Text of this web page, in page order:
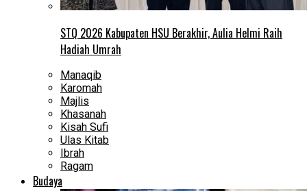
STQ 2026 Kabupaten HSU Berakhir, Aulia Helmi Raih
Hadiah Umrah
Manaqib
Karomah
Majlis
Khasanah
Kisah Sufi
Ulas Kitab
Ibrah
Ragam
Budaya